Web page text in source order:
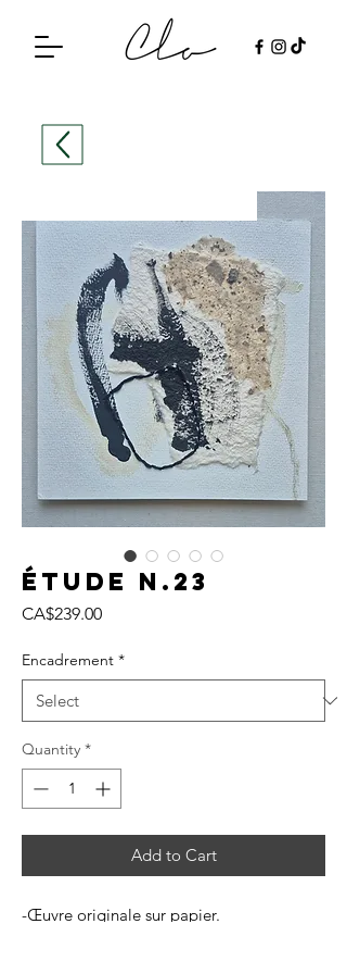
Étude N.23
CA$239.00Price
Encadrement *
Quantity *
Add to Cart
-Œuvre originale sur papier.